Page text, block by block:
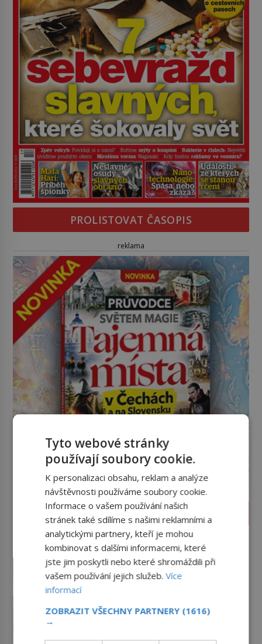
PROLISTOVAT ČASOPIS
reklama
SVĚT ZLOČINU
James Whitey Bulger: Práskač,
co šel po práskačích
Dlouhé roky se v USA drží mezi
desítkou nejhledanějších mužů a
dopracuje to až na číslo dvě – hned
2011). To je James „Whitey“ Bulger
obraz světa zůstane dva roky
pařížském Louvru na zdi prázdné
Tyto webové stránky
používají soubory cookie.
K personalizaci obsahu, reklam a analýze
návštěvnosti používáme soubory cookie.
Informace o vašem používání našich
stránek také sdílíme s našimi reklamními a
analytickými partnery, kteří je mohou
kombinovat s dalšími informacemi, které
jste jim poskytli nebo které shromáždili při
vašem používání jejich služeb.Více
informací
ZOBRAZIT VŠECHNY PARTNERY (1616)
→